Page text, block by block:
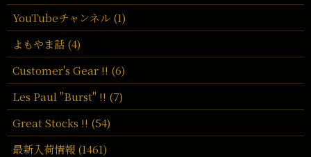
YouTubeチャンネル (1)
よもやま話 (4)
Customer's Gear !! (6)
Les Paul "Burst" !! (7)
Great Stocks !! (54)
最新入荷情報 (1461)